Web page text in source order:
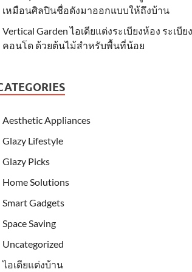
เหมือนศิลปินชื่อดังมาออกแบบให้ถึงบ้าน
Vertical Garden ไอเดียแต่งระเบียงห้อง ระเบียง
คอนโด ด้วยต้นไม้สำหรับพื้นที่น้อย
Aesthetic Appliances
Glazy Lifestyle
Glazy Picks
Home Solutions
Smart Gadgets
Space Saving
Uncategorized
ไอเดียแต่งบ้าน